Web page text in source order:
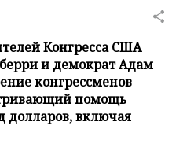
Конгресса США
и демократ Адам
конгрессменов
помощь
долларов, включая